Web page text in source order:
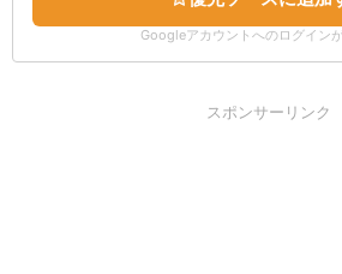
Googleアカウントへのログイン
スポンサーリンク